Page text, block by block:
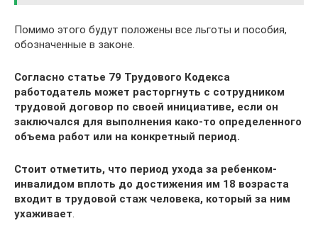
Помимо этого будут положены все льготы и пособия,
обозначенные в законе.
Согласно статье 79 Трудового Кодекса
работодатель может расторгнуть с сотрудником
трудовой договор по своей инициативе, если он
заключался для выполнения како-то определенного
объема работ или на конкретный период.
Стоит отметить, что период ухода за ребенком-
инвалидом вплоть до достижения им 18 возраста
входит в трудовой стаж человека, который за ним
ухаживает.